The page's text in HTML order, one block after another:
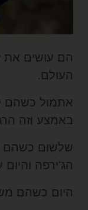
עושים את זה
כשהם
וזה
כשהם
והיום על
כשהם